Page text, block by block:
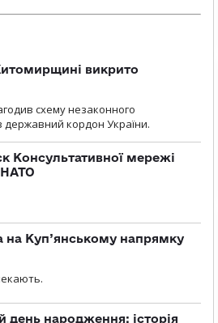
викрито
схему незаконного
державний кордон України.
Консультативної мережі
на Куп’янському напрямку
день народження: історія